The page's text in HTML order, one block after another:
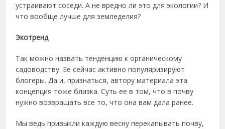
устраивают соседи. А не вредно ли это для экологии? И
что вообще лучше для земледелия?
Экотренд
Так можно назвать тенденцию к органическому
садоводству. Ее сейчас активно популяризируют
блогеры. Да и, признаться, автору материала эта
концепция тоже близка. Суть ее в том, что в почву
нужно возвращать все то, что она вам дала ранее.
Мы ведь привыкли каждую весну перекапывать почву,